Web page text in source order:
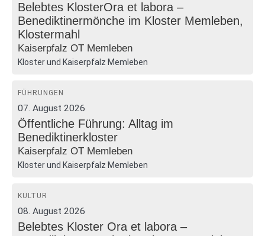
Belebtes KlosterOra et labora –
Benediktinermönche im Kloster Memleben,
Klostermahl
Kaiserpfalz OT Memleben
Kloster und Kaiserpfalz Memleben
FÜHRUNGEN
07. August 2026
Öffentliche Führung: Alltag im
Benediktinerkloster
Kaiserpfalz OT Memleben
Kloster und Kaiserpfalz Memleben
KULTUR
08. August 2026
Belebtes Kloster Ora et labora –